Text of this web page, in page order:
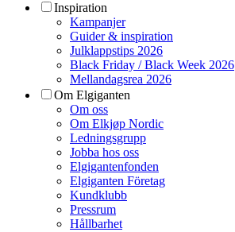
Inspiration
Kampanjer
Guider & inspiration
Julklappstips 2026
Black Friday / Black Week 2026
Mellandagsrea 2026
Om Elgiganten
Om oss
Om Elkjøp Nordic
Ledningsgrupp
Jobba hos oss
Elgigantenfonden
Elgiganten Företag
Kundklubb
Pressrum
Hållbarhet